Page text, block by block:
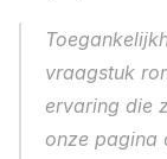
vraagstuk
ervaring die
onze pagina